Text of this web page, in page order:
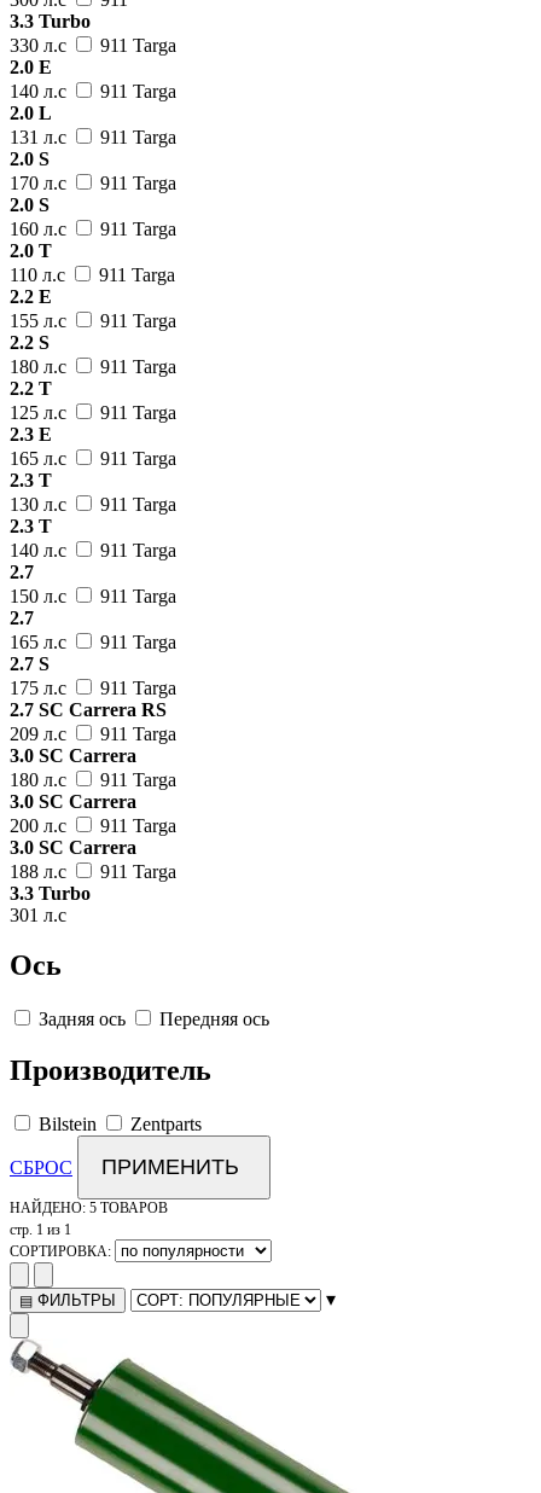
3.3 Turbo
330 л.с
911 Targa
2.0 E
140 л.с
911 Targa
2.0 L
131 л.с
911 Targa
2.0 S
170 л.с
911 Targa
2.0 S
160 л.с
911 Targa
2.0 T
110 л.с
911 Targa
2.2 E
155 л.с
911 Targa
2.2 S
180 л.с
911 Targa
2.2 T
125 л.с
911 Targa
2.3 E
165 л.с
911 Targa
2.3 T
130 л.с
911 Targa
2.3 T
140 л.с
911 Targa
2.7
150 л.с
911 Targa
2.7
165 л.с
911 Targa
2.7 S
175 л.с
911 Targa
2.7 SC Carrera RS
209 л.с
911 Targa
3.0 SC Carrera
180 л.с
911 Targa
3.0 SC Carrera
200 л.с
911 Targa
3.0 SC Carrera
188 л.с
911 Targa
3.3 Turbo
301 л.с
Ось
Задняя ось Передняя ось
Производитель
Bilstein Zentparts
СБРОС ПРИМЕНИТЬ
НАЙДЕНО: 5 ТОВАРОВ
стр. 1 из 1
СОРТИРОВКА:
▤ ФИЛЬТРЫ ▾